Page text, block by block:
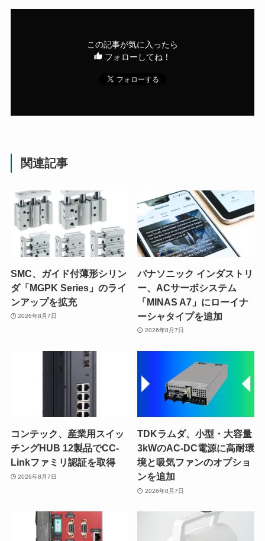
この記事が気に入ったら
フォローしてね！
関連記事
SMC、ガイド付薄形シリン
ダ「MGPK Series」のライ
ンアップを拡充
2026年8月7日
パナソニック インダストリ
ー、ACサーボシステム
「MINAS A7」にローイナ
ーシャタイプを追加
2026年8月7日
コンテック、産業用スイッ
チングHUB 12製品でCC-
Linkファミリ認証を取得
2026年8月7日
TDKラムダ、小型・大容量
3kWのAC-DC電源に高耐環
境と吸気ファンのオプショ
ンを追加
2026年8月7日